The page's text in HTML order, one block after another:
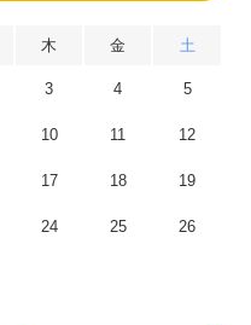
木 金 土
3 4 5
10 11 12
17 18 19
24 25 26